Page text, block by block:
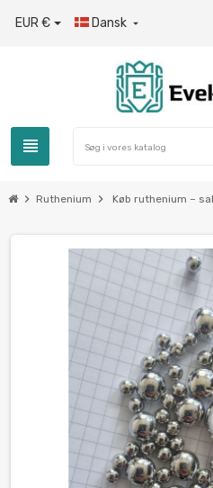
EUR € Dansk 
view_headline
chevron_right Ruthenium chevron_right Køb ruthenium –